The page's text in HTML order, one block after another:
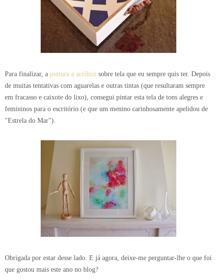
Para finalizar, a pintura a acrílico sobre tela que eu sempre quis ter. Depois
de muitas tentativas com aguarelas e outras tintas (que resultaram sempre
em fracasso e caixote do lixo), consegui pintar esta tela de tons alegres e
femininos para o escritório (e que um menino carinhosamente apelidou de
"Estrela do Mar").
Obrigada por estar desse lado. E já agora, deixe-me perguntar-lhe o que foi
que gostou mais este ano no blog?